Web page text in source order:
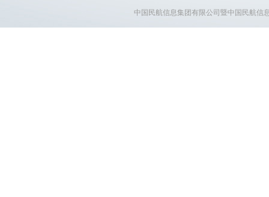
中国民航信息集团有限公司暨中国民航信